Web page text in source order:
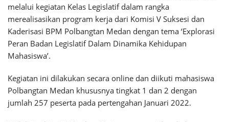
melalui kegiatan Kelas Legislatif dalam rangka
merealisasikan program kerja dari Komisi V Suksesi dan
Kaderisasi BPM Polbangtan Medan dengan tema ‘Explorasi
Peran Badan Legislatif Dalam Dinamika Kehidupan
Mahasiswa’.
Kegiatan ini dilakukan secara online dan diikuti mahasiswa
Polbangtan Medan khususnya tingkat 1 dan 2 dengan
jumlah 257 peserta pada pertengahan Januari 2022.